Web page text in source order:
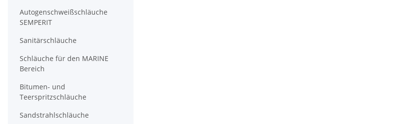
Autogenschweißschläuche
SEMPERIT
Sanitärschläuche
Schläuche für den MARINE
Bereich
Bitumen- und
Teerspritzschläuche
Sandstrahlschläuche